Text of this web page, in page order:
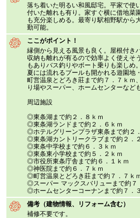
落ち着いた明るい和風邸宅。平家で使
付いた離れも有り。家すぐ横に借地菜
も充分楽しめる。最寄り駅相野駅から
勤可能。
ここがポイント！
縁側から見える風景も良く。屋根付き
収納も離れが有るので効率よく使えそ
もありバス釣りやボート乗りも楽しめ。
夏には流れるプールも開かれる遊園地
町営温泉とどろき莊まで約７．７ｋｍ
り場やスーパー、ホームセンターなど
周辺施設
◎東条湖まで約２．８ｋｍ
◎東条湖ランドまで約２．６ｋｍ
◎ホテルグリーンプラザ東条まで約２
◎東条湖カントリークラブまで約２．
◎東条中学校まで約６．３ｋｍ
◎東条東小学校まで約５．２ｋｍ
◎市役所東条庁舎まで約６．１ｋｍ
◎神医院まで約６．７ｋｍ
◎町営温泉とどろき莊まで約７．７ｋ
◎スーパー マックスバリューまで約７
◎ホームセンターコーナンまで約７．
備考（建物情報、リフォーム含む）
補修不要です。